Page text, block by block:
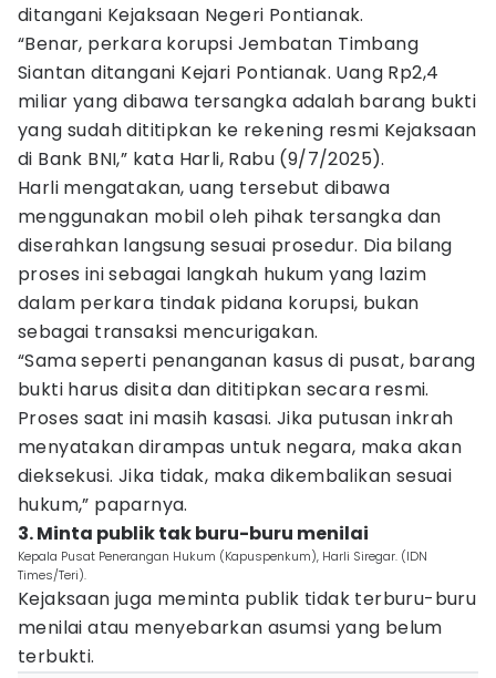
ditangani Kejaksaan Negeri Pontianak.
“Benar, perkara korupsi Jembatan Timbang
Siantan ditangani Kejari Pontianak. Uang Rp2,4
miliar yang dibawa tersangka adalah barang bukti
yang sudah dititipkan ke rekening resmi Kejaksaan
di Bank BNI,” kata Harli, Rabu (9/7/2025).
Harli mengatakan, uang tersebut dibawa
menggunakan mobil oleh pihak tersangka dan
diserahkan langsung sesuai prosedur. Dia bilang
proses ini sebagai langkah hukum yang lazim
dalam perkara tindak pidana korupsi, bukan
sebagai transaksi mencurigakan.
“Sama seperti penanganan kasus di pusat, barang
bukti harus disita dan dititipkan secara resmi.
Proses saat ini masih kasasi. Jika putusan inkrah
menyatakan dirampas untuk negara, maka akan
dieksekusi. Jika tidak, maka dikembalikan sesuai
hukum,” paparnya.
3. Minta publik tak buru-buru menilai
Kepala Pusat Penerangan Hukum (Kapuspenkum), Harli Siregar. (IDN
Times/Teri).
Kejaksaan juga meminta publik tidak terburu-buru
menilai atau menyebarkan asumsi yang belum
terbukti.